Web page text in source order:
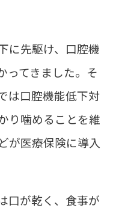
に先駆け、口腔機
ってきました。そ
は口腔機能低下対
り噛めることを維
が医療保険に導入
口が乾く、食事が